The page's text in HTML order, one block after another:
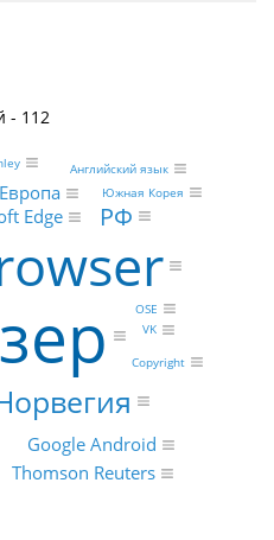
- 112
РФ
Google Android
Edge
Thomson Reuters
Европа Южная Корея
Copyright
VK
OSE
Английский язык